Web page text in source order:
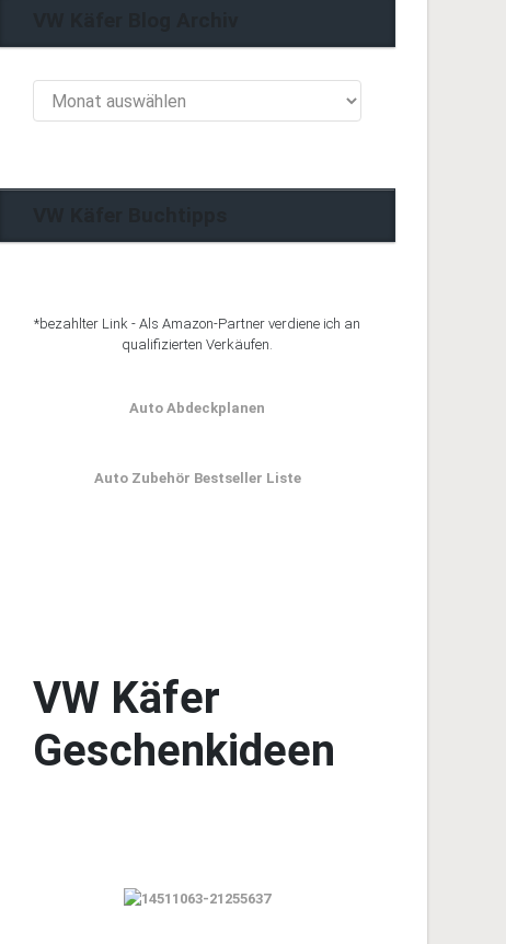
VW Käfer Buchtipps
qualifizierten Verkäufen.
Geschenkideen